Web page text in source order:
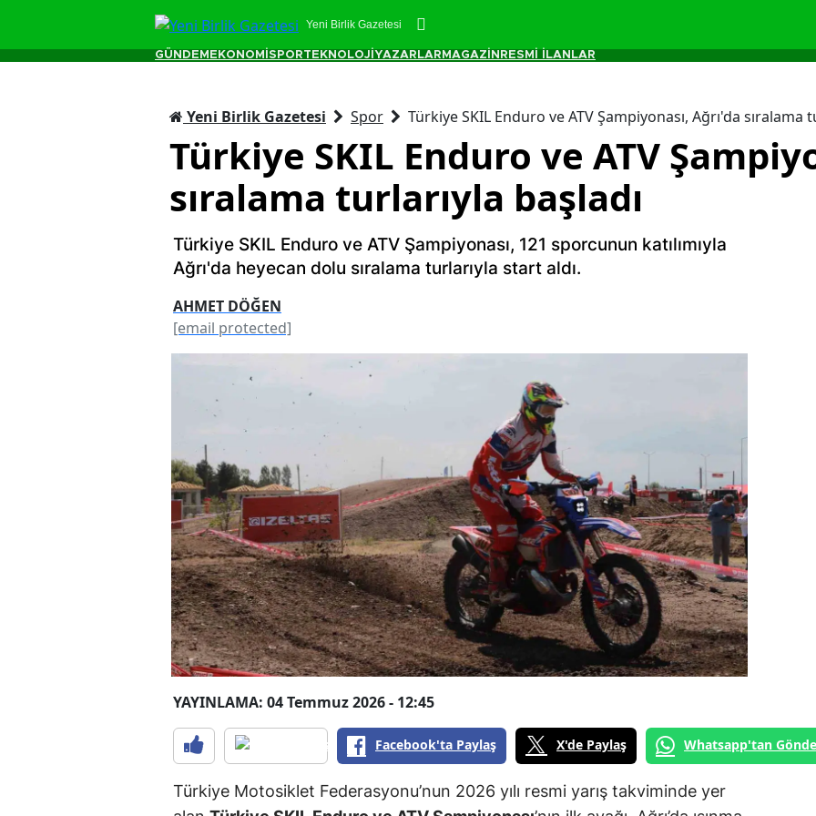
Yeni Birlik Gazetesi
GÜNDEM EKONOMİ SPORTEKNOLOJİ YAZARLAR MAGAZİN RESMİ İLANLAR
Yeni Birlik Gazetesi Spor Türkiye SKIL Enduro ve ATV Şampiyonası, Ağrı'da sıralama
Türkiye SKIL Enduro ve ATV
sıralama turlarıyla başladı
Türkiye SKIL Enduro ve ATV Şampiyonası, 121 sporcunun katılımıyla
Ağrı'da heyecan dolu sıralama turlarıyla start aldı.
AHMET DÖĞEN
[email protected]
YAYINLAMA: 04 Temmuz 2026 - 12:45
Facebook'ta Paylaş X'de Paylaş Whatsapp'tan
Türkiye Motosiklet Federasyonu’nun 2026 yılı resmi yarış takviminde yer